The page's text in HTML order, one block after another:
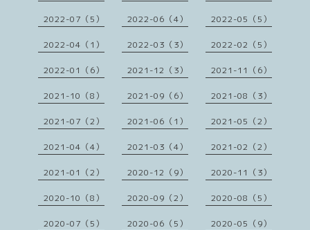
2022-07（5） 2022-06（4） 2022-05（5）
2022-04（1） 2022-03（3） 2022-02（5）
2022-01（6） 2021-12（3） 2021-11（6）
2021-10（8） 2021-09（6） 2021-08（3）
2021-07（2） 2021-06（1） 2021-05（2）
2021-04（4） 2021-03（4） 2021-02（2）
2021-01（2） 2020-12（9） 2020-11（3）
2020-10（8） 2020-09（2） 2020-08（5）
2020-07（5） 2020-06（5） 2020-05（9）